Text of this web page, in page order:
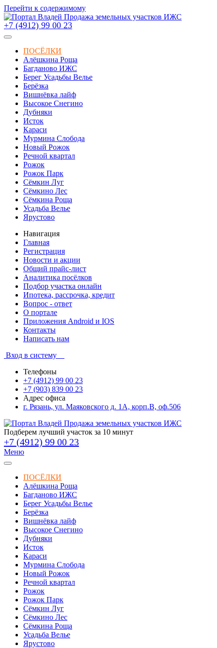
Перейти к содержимому
+7 (4912) 99 00 23
ПОСЁЛКИ
Алёшкина Роща
Багданово ИЖС
Берег Усадьбы Велье
Берёзка
Вишнёвка лайф
Высокое Снегино
Дубняки
Исток
Караси
Мурмина Слобода
Новый Рожок
Речной квартал
Рожок
Рожок Парк
Сёмкин Луг
Сёмкино Лес
Сёмкина Роща
Усадьба Велье
Ярустово
Навигация
Главная
Регистрация
Новости и акции
Общий прайс-лист
Аналитика посёлков
Подбор участка онлайн
Ипотека, рассрочка, кредит
Вопрос - ответ
О портале
Приложения Android и IOS
Контакты
Написать нам
Вход в систему
Телефоны
+7 (4912) 99 00 23
+7 (903) 839 00 23
Адрес офиса
г. Рязань, ул. Маяковского д. 1А, корп.В, оф.506
Подберем лучший участок за 10 минут
+7 (4912) 99 00 23
Меню
ПОСЁЛКИ
Алёшкина Роща
Багданово ИЖС
Берег Усадьбы Велье
Берёзка
Вишнёвка лайф
Высокое Снегино
Дубняки
Исток
Караси
Мурмина Слобода
Новый Рожок
Речной квартал
Рожок
Рожок Парк
Сёмкин Луг
Сёмкино Лес
Сёмкина Роща
Усадьба Велье
Ярустово